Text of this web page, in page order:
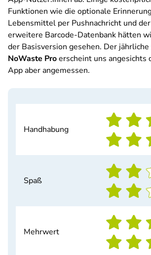
Funktionen wie die optionale
Lebensmittel per Pushnachricht und
erweitere Barcode-Datenbank hätten
der Basisversion gesehen. Der
NoWaste Proerscheint uns angesichts
App aber angemessen.
Handhabung
Spaß
Mehrwert